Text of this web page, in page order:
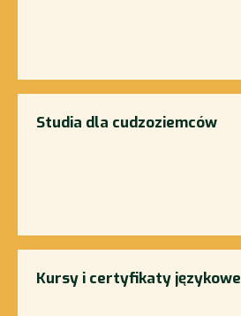
Studia dla cudzoziemców
Kursy i certyfikaty językowe